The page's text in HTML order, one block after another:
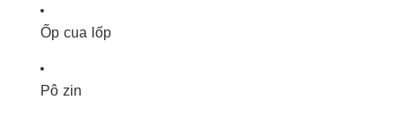
Ốp cua lốp
Pô zin